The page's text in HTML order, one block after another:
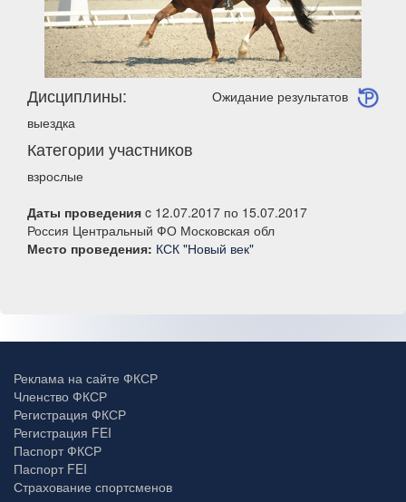
Ожидание результатов
Дисциплины:
выездка
Категории участников
взрослые
Даты проведения c 12.07.2017 по 15.07.2017
Россия Центральный ФО Московская обл
Место проведения: КСК "Новый век"
Реклама на сайте ФКСР
Членство ФКСР
Регистрация ФКСР
Регистрация FEI
Паспорт ФКСР
Паспорт FEI
Страхование спортсменов